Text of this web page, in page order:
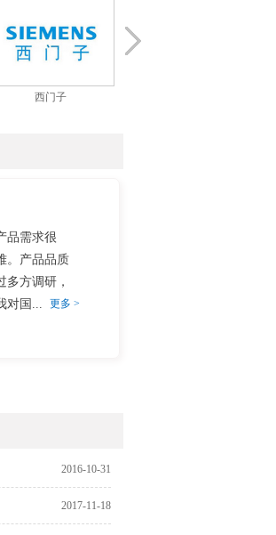
西门子
品需求很
。产品品质
多方调研，
对国...
更多 >
2016-10-31
2017-11-18